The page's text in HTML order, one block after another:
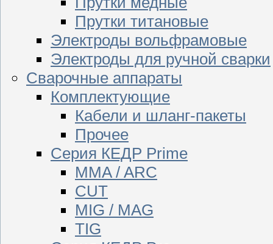
Прутки титановые
Электроды вольфрамовые
Электроды для ручной сварки
Сварочные аппараты
Комплектующие
Кабели и шланг-пакеты
Прочее
Серия КЕДР Prime
MMA / ARC
CUT
MIG / MAG
TIG